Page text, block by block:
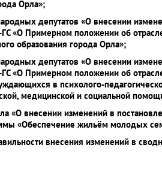
Орла»;
депутатов «О внесении
«О Примерном положении об
образования города Орла»;
депутатов «О внесении
«О Примерном положении об
в психолого-
медицинской и социальной
«О внесении изменений в
«Обеспечение жильём молодых
внесения изменений в